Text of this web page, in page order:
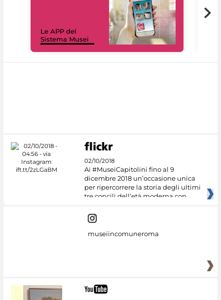
Le APP del
Sistema Musei
02/10/2018
Ai #MuseiCapitolini fino al 9
dicembre 2018 un’occasione unica
per ripercorrere la storia degli ultimi
tre concili dell’età moderna con
museiincomuneroma